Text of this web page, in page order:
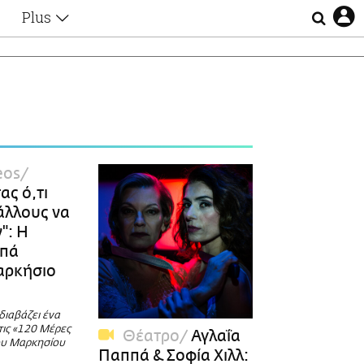
Plus
Οι Αθηναίοι
Απώλειες
Lgbtqi+
Επιλογές
ό,τι
να
Η
ένα
«120 Μέρες
Μαρκησίου
Θέατρο
Αγλαΐα
Παππά & Σοφία Χιλλ: